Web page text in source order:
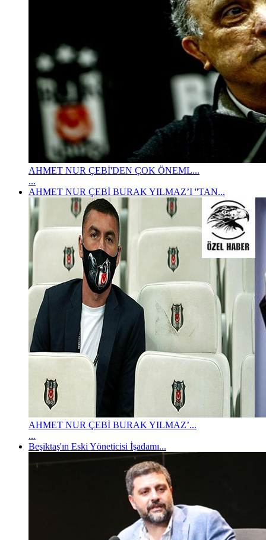
AHMET NUR ÇEBİ'DEN ÇOK ÖNEML...
...
AHMET NUR ÇEBİ BURAK YILMAZ’I ''TAN...
AHMET NUR ÇEBİ BURAK YILMAZ’...
...
Beşiktaş'ın Eski Yöneticisi İşadamı...